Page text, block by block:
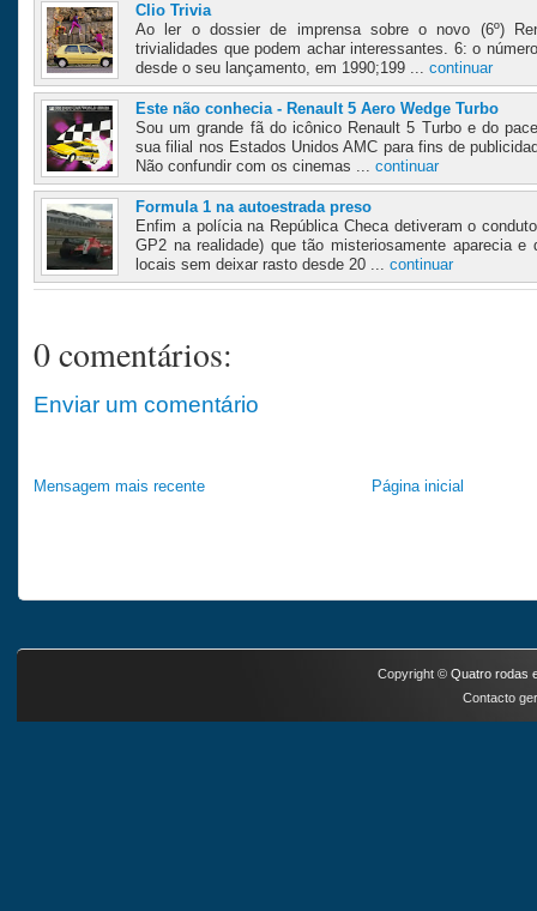
Clio Trivia
Ao ler o dossier de imprensa sobre o novo (6º)
trivialidades que podem achar interessantes. 6: o
desde o seu lançamento, em 1990;199 ... continuar
Este não conhecia - Renault 5 Aero Wedge Turbo
Sou um grande fã do icônico Renault 5 Turbo e do
sua filial nos Estados Unidos AMC para fins de
Não confundir com os cinemas ... continuar
Formula 1 na autoestrada preso
Enfim a polícia na República Checa detiveram o
GP2 na realidade) que tão misteriosamente aparecia e
locais sem deixar rasto desde 20 ... continuar
0 comentários:
Enviar um comentário
Mensagem mais recente Página inicial
Copyright © Quatro rodas
Contacto